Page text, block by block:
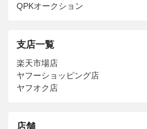
QPKオークション
支店一覧
楽天市場店
ヤフーショッピング店
ヤフオク店
店舗